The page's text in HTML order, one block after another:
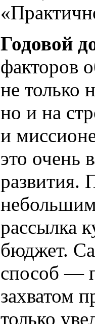
Годовой
факторов
не только
но и на
и
это очень
развития.
рассылка
бюджет.
способ —
захватом
только